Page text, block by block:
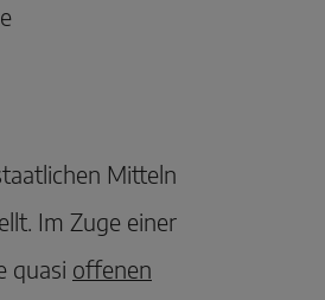
Mitteln
Im Zuge einer
quasi offenen